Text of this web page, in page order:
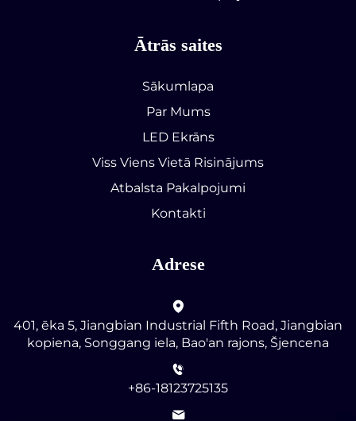
Ātrās saites
Sākumlapa
Par Mums
LED Ekrāns
Viss Viens Vietā Risinājums
Atbalsta Pakalpojumi
Kontakti
Adrese
401, ēka 5, Jiangbian Industrial Fifth Road, Jiangbian
kopiena, Songgang iela, Bao'an rajons, Šjencena
+86-18123725135